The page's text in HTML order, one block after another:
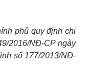
phủ quy định chi
2016/NĐ-CP ngày
số 177/2013/NĐ-